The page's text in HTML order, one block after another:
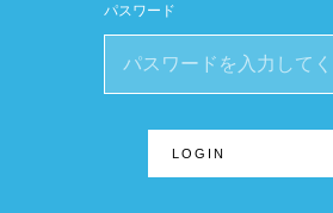
パスワード